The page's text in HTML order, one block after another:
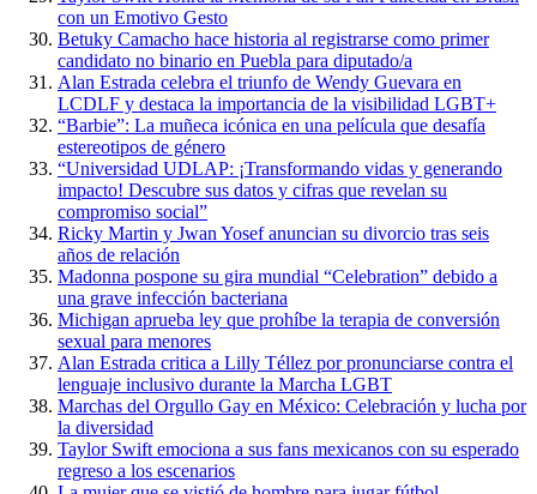
con un Emotivo Gesto
Betuky Camacho hace historia al registrarse como primer
candidato no binario en Puebla para diputado/a
Alan Estrada celebra el triunfo de Wendy Guevara en
LCDLF y destaca la importancia de la visibilidad LGBT+
“Barbie”: La muñeca icónica en una película que desafía
estereotipos de género
“Universidad UDLAP: ¡Transformando vidas y generando
impacto! Descubre sus datos y cifras que revelan su
compromiso social”
Ricky Martin y Jwan Yosef anuncian su divorcio tras seis
años de relación
Madonna pospone su gira mundial “Celebration” debido a
una grave infección bacteriana
Michigan aprueba ley que prohíbe la terapia de conversión
sexual para menores
Alan Estrada critica a Lilly Téllez por pronunciarse contra el
lenguaje inclusivo durante la Marcha LGBT
Marchas del Orgullo Gay en México: Celebración y lucha por
la diversidad
Taylor Swift emociona a sus fans mexicanos con su esperado
regreso a los escenarios